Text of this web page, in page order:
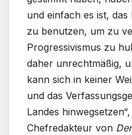
und einfach es ist,
zu benutzen, um zu
Progressivismus zu
daher unrechtmäßig,
kann sich in keiner
und das
Landes
Chefredakteur von